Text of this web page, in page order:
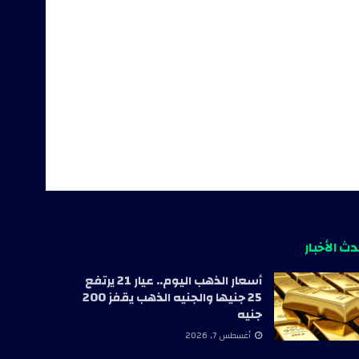
الأخبار
أسعار الذهب اليوم.. عيار 21 يرتفع
25 جنيها والجنيه الذهب يقفز 200
جنيه
أغسطس 7, 2026